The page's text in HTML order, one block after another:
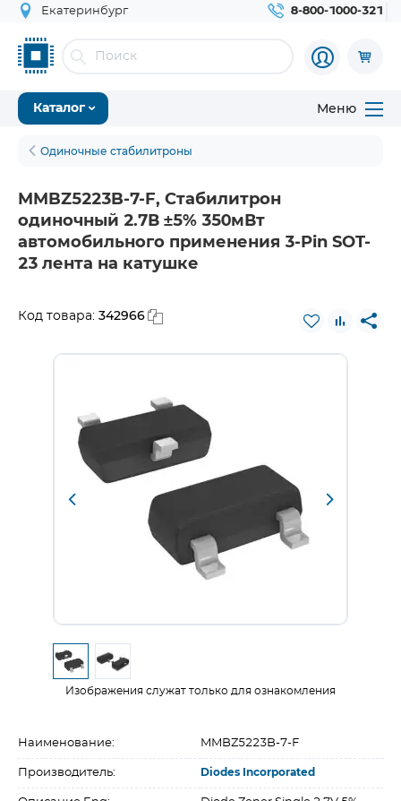
Екатеринбург 8-800-1000-321
Каталог Меню
Одиночные стабилитроны
MMBZ5223B-7-F, Стабилитрон
одиночный 2.7В ±5% 350мВт
автомобильного применения 3-Pin SOT-
23 лента на катушке
Код товара: 342966
Изображения служат только для ознакомления
Наименование: MMBZ5223B-7-F
Производитель: Diodes Incorporated